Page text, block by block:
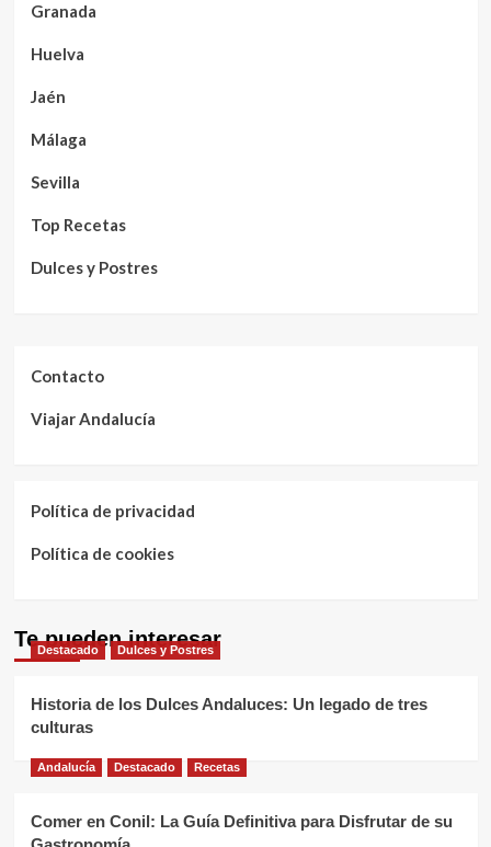
Granada
Huelva
Jaén
Málaga
Sevilla
Top Recetas
Dulces y Postres
Contacto
Viajar Andalucía
Política de privacidad
Política de cookies
Te pueden interesar
Destacado Dulces y Postres
Historia de los Dulces Andaluces: Un legado de tres
culturas
Andalucía Destacado Recetas
Comer en Conil: La Guía Definitiva para Disfrutar de su